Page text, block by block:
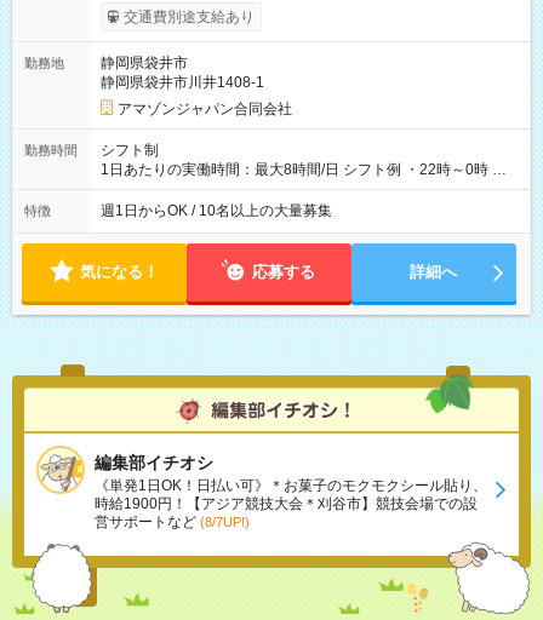
実費支給） ※22:00～翌5:00までは時給25%UP！ ■給与前払い
制度あり ※前払い額の上限あり、手数料無料（Amazon負担）
交通費別途支給あり
勤務地
静岡県袋井市
静岡県袋井市川井1408-1
アマゾンジャパン合同会社
勤務時間
シフト制
1日あたりの実働時間：最大8時間/日 シフト例 ・22時～0時 入
社後、就業可能シフトをご確認の上、申請してください。
特徴 週1日からOK / 10名以上の大量募集
気になる！ 応募する 詳細へ
編集部イチオシ
《単発1日OK！日払い可》＊お菓子のモクモクシール貼り、
時給1900円！【アジア競技大会＊刈谷市】競技会場での設
営サポートなど (8/7UP!)